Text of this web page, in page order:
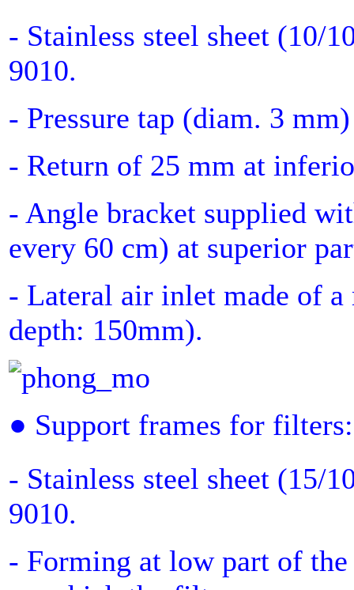
- Stainless steel sheet (10/
9010.
- Pressure tap (diam. 3
- Return of 25 mm at
- Angle bracket supplied
every 60 cm) at superior
- Lateral air inlet made of
depth: 150mm).
● Support frames for filters:
- Stainless steel sheet (15/
9010.
- Forming at low part of